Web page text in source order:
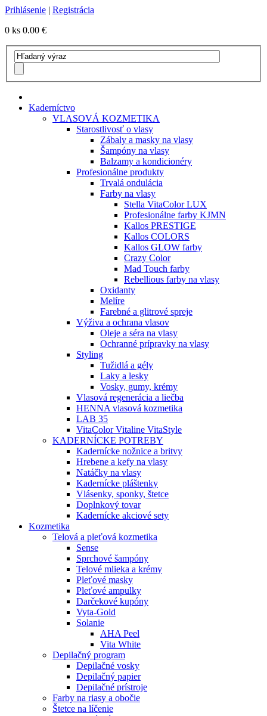
Prihlásenie | Registrácia
0 ks 0.00 €
Kaderníctvo
VLASOVÁ KOZMETIKA
Starostlivosť o vlasy
Zábaly a masky na vlasy
Šampóny na vlasy
Balzamy a kondicionéry
Profesionálne produkty
Trvalá ondulácia
Farby na vlasy
Stella VitaColor LUX
Profesionálne farby KJMN
Kallos PRESTIGE
Kallos COLORS
Kallos GLOW farby
Crazy Color
Mad Touch farby
Rebellious farby na vlasy
Oxidanty
Melíre
Farebné a glitrové spreje
Výživa a ochrana vlasov
Oleje a séra na vlasy
Ochranné prípravky na vlasy
Styling
Tužidlá a gély
Laky a lesky
Vosky, gumy, krémy
Vlasová regenerácia a liečba
HENNA vlasová kozmetika
LAB 35
VitaColor Vitaline VitaStyle
KADERNÍCKE POTREBY
Kadernícke nožnice a britvy
Hrebene a kefy na vlasy
Natáčky na vlasy
Kadernícke pláštenky
Vlásenky, sponky, štetce
Doplnkový tovar
Kadernícke akciové sety
Kozmetika
Telová a pleťová kozmetika
Sense
Sprchové šampóny
Telové mlieka a krémy
Pleťové masky
Pleťové ampulky
Darčekové kupóny
Vyta-Gold
Solanie
AHA Peel
Vita White
Depilačný program
Depilačné vosky
Depilačný papier
Depilačné prístroje
Farby na riasy a obočie
Štetce na líčenie